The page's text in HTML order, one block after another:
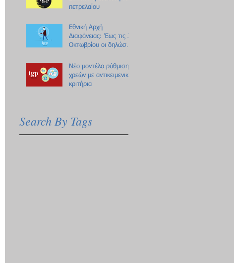
πετρελαίου
Εθνική Αρχή
Διαφάνειας: Έως τις 31
Οκτωβρίου οι δηλώσεις
Νέο μοντέλο ρύθμισης
χρεών με αντικειμενικά
κριτήρια
Search By Tags